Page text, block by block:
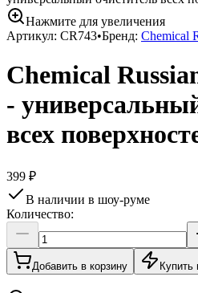
Нажмите для увеличения
Артикул: CR743•Бренд: Chemical
Chemical
-
всех
399 ₽
В наличии в шоу-руме
Количество:
Добавить в корзину Купить